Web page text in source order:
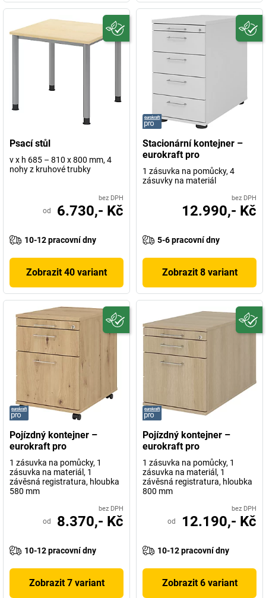
Psací stůl
v x h 685 – 810 x 800 mm, 4
nohy z kruhové trubky
bez DPH
od 6.730,- Kč
10-12 pracovní dny
Zobrazit 40 variant
Stacionární kontejner –
eurokraft pro
1 zásuvka na pomůcky, 4
zásuvky na materiál
bez DPH
12.990,- Kč
5-6 pracovní dny
Zobrazit 8 variant
Pojízdný kontejner –
eurokraft pro
1 zásuvka na pomůcky, 1
zásuvka na materiál, 1
závěsná registratura, hloubka
580 mm
bez DPH
od 8.370,- Kč
10-12 pracovní dny
Zobrazit 7 variant
Pojízdný kontejner –
eurokraft pro
1 zásuvka na pomůcky, 1
zásuvka na materiál, 1
závěsná registratura, hloubka
800 mm
bez DPH
od 12.190,- Kč
10-12 pracovní dny
Zobrazit 6 variant